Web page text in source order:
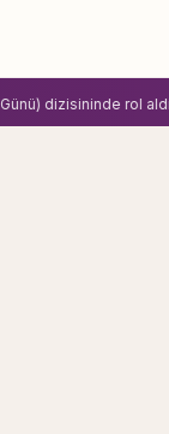
dizisininde rol aldi.